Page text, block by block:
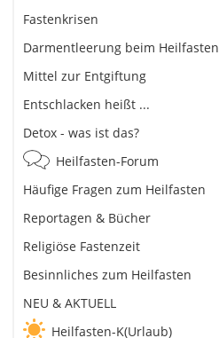
Fastenkrisen
Darmentleerung beim Heilfasten
Mittel zur Entgiftung
Entschlacken heißt ...
Detox - was ist das?
Heilfasten-Forum
Häufige Fragen zum Heilfasten
Reportagen & Bücher
Religiöse Fastenzeit
Besinnliches zum Heilfasten
NEU & AKTUELL
Heilfasten-K(Urlaub)